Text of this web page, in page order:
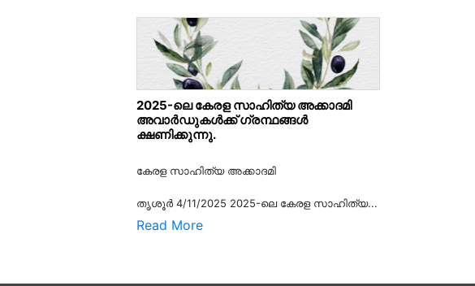
2025-ലെ കേരള സാഹിത്യ അക്കാദമി
അവാർഡുകൾക്ക് ഗ്രന്ഥങ്ങൾ
ക്ഷണിക്കുന്നു.
കേരള സാഹിത്യ അക്കാദമി
തൃശൂര്‍ 4/11/2025 2025-ലെ കേരള സാഹിത്യ...
Read More